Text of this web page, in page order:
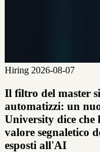
Hiring 2026-08-07
Il filtro del master
automatizzi: un
University dice
valore segnaletico
esposti all'AI